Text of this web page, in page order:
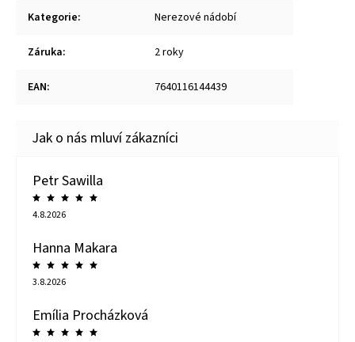
Kategorie: Nerezové nádobí
Záruka: 2 roky
EAN: 7640116144439
Petr Sawilla
4.8.2026
Hanna Makara
3.8.2026
Emília Procházková